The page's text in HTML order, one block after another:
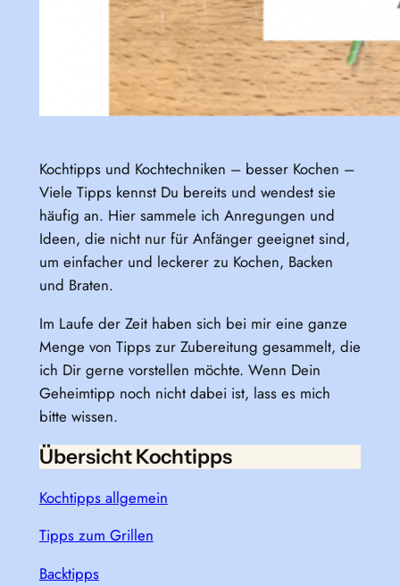
Kochtipps und Kochtechniken – besser Kochen –
Viele Tipps kennst Du bereits und wendest sie
häufig an. Hier sammele ich Anregungen und
Ideen, die nicht nur für Anfänger geeignet sind,
um einfacher und leckerer zu Kochen, Backen
und Braten.
Im Laufe der Zeit haben sich bei mir eine ganze
Menge von Tipps zur Zubereitung gesammelt, die
ich Dir gerne vorstellen möchte. Wenn Dein
Geheimtipp noch nicht dabei ist, lass es mich
bitte wissen.
Übersicht Kochtipps
Kochtipps allgemein
Tipps zum Grillen
Backtipps